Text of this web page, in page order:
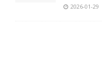
2026-01-29